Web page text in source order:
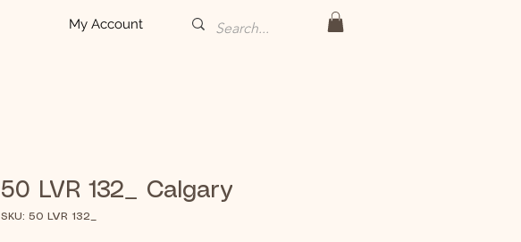
My Account
50 LVR 132_ Calgary
SKU: 50 LVR 132_